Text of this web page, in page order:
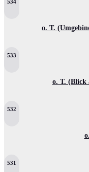
534
o. T.
533
o. T.
532
531